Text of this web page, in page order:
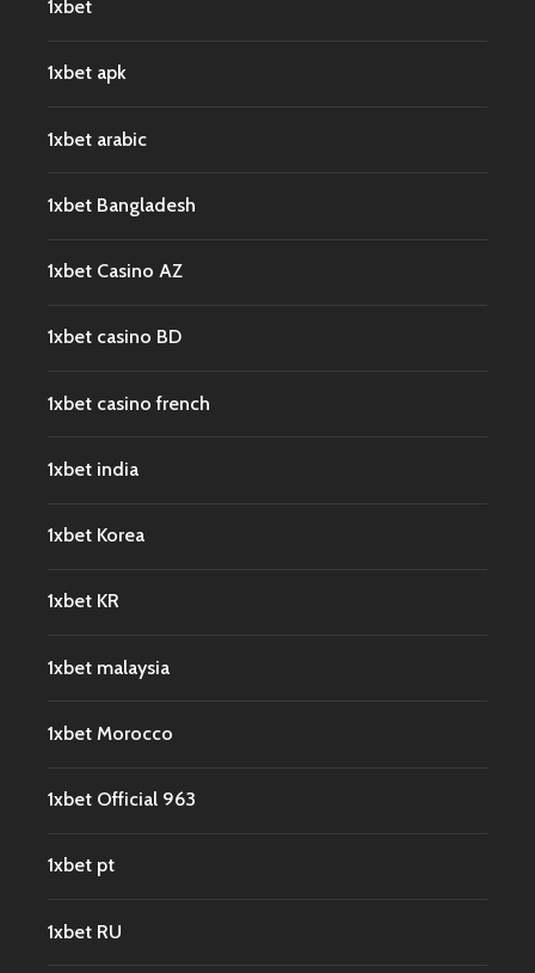
1xbet
1xbet apk
1xbet arabic
1xbet Bangladesh
1xbet Casino AZ
1xbet casino BD
1xbet casino french
1xbet india
1xbet Korea
1xbet KR
1xbet malaysia
1xbet Morocco
1xbet Official 963
1xbet pt
1xbet RU